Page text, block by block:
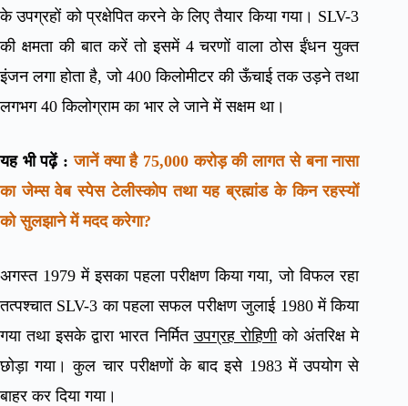
के उपग्रहों को प्रक्षेपित करने के लिए तैयार किया गया। SLV-3
की क्षमता की बात करें तो इसमें 4 चरणों वाला ठोस ईंधन युक्त
इंजन लगा होता है, जो 400 किलोमीटर की ऊँचाई तक उड़ने तथा
लगभग 40 किलोग्राम का भार ले जाने में सक्षम था।
यह भी पढ़ें :जानें क्या है 75,000 करोड़ की लागत से बना नासा
का जेम्स वेब स्पेस टेलीस्कोप तथा यह ब्रह्मांड के किन रहस्यों
को सुलझाने में मदद करेगा?
अगस्त 1979 में इसका पहला परीक्षण किया गया, जो विफल रहा
तत्पश्चात SLV-3 का पहला सफल परीक्षण जुलाई 1980 में किया
गया तथा इसके द्वारा भारत निर्मितउपग्रह रोहिणीको अंतरिक्ष मे
छोड़ा गया। कुल चार परीक्षणों के बाद इसे 1983 में उपयोग से
बाहर कर दिया गया।